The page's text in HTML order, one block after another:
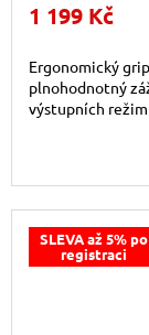
1 199 Kč
Ergonomický
plnohodnotný
výstupních
SLEVA až 5% po
registraci